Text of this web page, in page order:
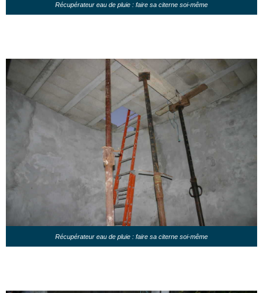
Récupérateur eau de pluie : faire sa citerne soi-même
Récupérateur eau de pluie : faire sa citerne soi-même